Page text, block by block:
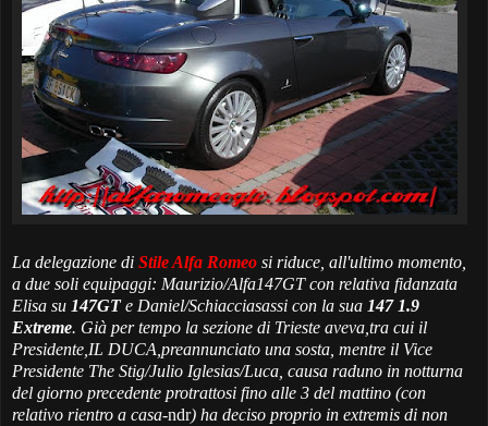
La delegazione di Stile Alfa Romeo si riduce, all'ultimo momento,
a due soli equipaggi: Maurizio/Alfa147GTcon relativa fidanzata
Elisa su 147GTe Daniel/Schiacciasassi con la sua 147 1.9
Extreme. Già per tempo la sezione di Trieste aveva,tra cui il
Presidente,IL DUCA,preannunciato una sosta, mentre il Vice
Presidente The Stig/Julio Iglesias/Luca , causa raduno in notturna
del giorno precedente protrattosi fino alle 3 del mattino (con
relativo rientro a casa-ndr) ha deciso proprio in extremis di non